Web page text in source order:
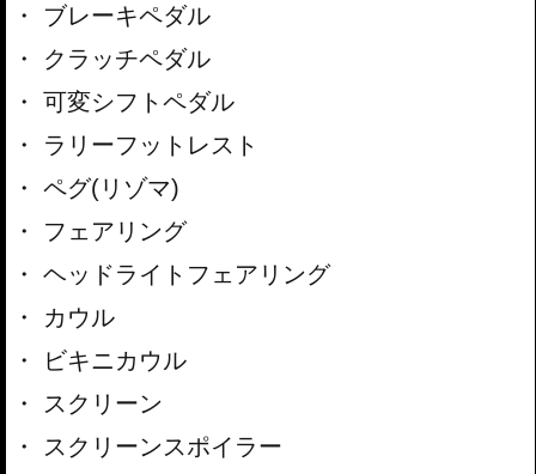
ブレーキペダル
クラッチペダル
可変シフトペダル
ラリーフットレスト
ペグ(リゾマ)
フェアリング
ヘッドライトフェアリング
カウル
ビキニカウル
スクリーン
スクリーンスポイラー